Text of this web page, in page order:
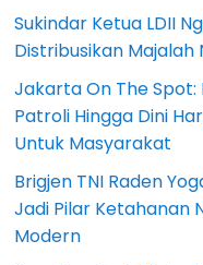
Sukindar Ketua LDII
Distribusikan Majalah
Jakarta On The Spot:
Patroli Hingga Dini
Untuk Masyarakat
Brigjen TNI Raden
Jadi Pilar Ketahanan
Modern